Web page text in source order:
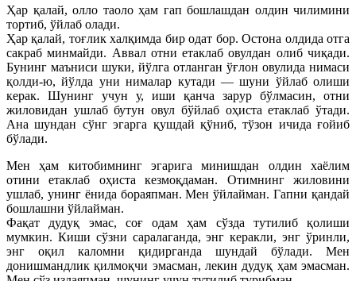
Ҳар қалай, олло таоло ҳам гап бошлашдан олдин чилимини
тортиб, ўйлаб олади.
Ҳар қалай, тоғлик халқимда бир одат бор. Остона олдида отга
сакраб минмайди. Аввал отни етаклаб овулдан олиб чиқади.
Бунинг маъниси шуки, йўлга отланган ўғлон овулида нимаси
қолди-ю, йўлда уни нималар кутади — шуни ўйлаб олиши
керак. Шунинг учун у, иши қанча зарур бўлмасин, отни
жиловидан ушлаб бутун овул бўйлаб оҳиста етаклаб ўтади.
Ана шундан сўнг эгарга қушдай қўниб, тўзон ичида ғойиб
бўлади.
Мен ҳам китобимнинг эгарига минишдан олдин хаёлим
отини етаклаб оҳиста кезмоқдаман. Отимнинг жиловини
ушлаб, унинг ёнида бораяпман. Мен ўйлайман. Гапни қандай
бошлашни ўйлайман.
Фақат дудуқ эмас, соғ одам ҳам сўзда тутилиб қолиши
мумкин. Киши сўзни саралаганда, энг керакли, энг ўринли,
энг оқил каломни қидирганда шундай бўлади. Мен
донишмандлик қилмоқчи эмасман, лекин дудуқ ҳам эмасман.